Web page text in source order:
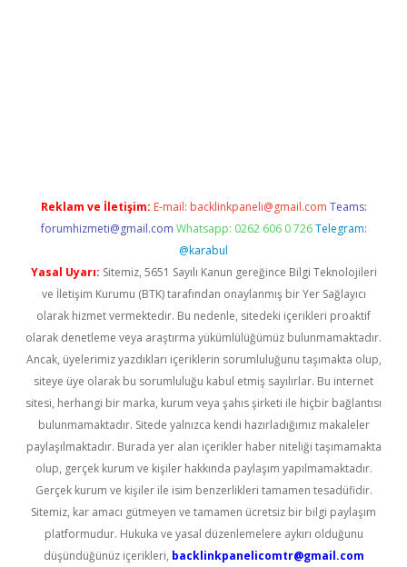
Reklam ve İletişim: E-mail: backlinkpaneli@gmail.com Teams:
forumhizmeti@gmail.com Whatsapp: 0262 606 0 726 Telegram:
@karabul
Yasal Uyarı: Sitemiz, 5651 Sayılı Kanun gereğince Bilgi Teknolojileri
ve İletişim Kurumu (BTK) tarafından onaylanmış bir Yer Sağlayıcı
olarak hizmet vermektedir. Bu nedenle, sitedeki içerikleri proaktif
olarak denetleme veya araştırma yükümlülüğümüz bulunmamaktadır.
Ancak, üyelerimiz yazdıkları içeriklerin sorumluluğunu taşımakta olup,
siteye üye olarak bu sorumluluğu kabul etmiş sayılırlar. Bu internet
sitesi, herhangi bir marka, kurum veya şahıs şirketi ile hiçbir bağlantısı
bulunmamaktadır. Sitede yalnızca kendi hazırladığımız makaleler
paylaşılmaktadır. Burada yer alan içerikler haber niteliği taşımamakta
olup, gerçek kurum ve kişiler hakkında paylaşım yapılmamaktadır.
Gerçek kurum ve kişiler ile isim benzerlikleri tamamen tesadüfidir.
Sitemiz, kar amacı gütmeyen ve tamamen ücretsiz bir bilgi paylaşım
platformudur. Hukuka ve yasal düzenlemelere aykırı olduğunu
düşündüğünüz içerikleri, backlinkpanelicomtr@gmail.com